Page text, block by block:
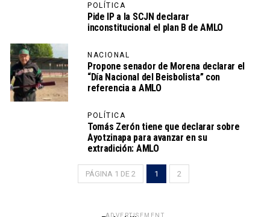
POLÍTICA
Pide IP a la SCJN declarar
inconstitucional el plan B de AMLO
NACIONAL
Propone senador de Morena declarar el
“Día Nacional del Beisbolista” con
referencia a AMLO
POLÍTICA
Tomás Zerón tiene que declarar sobre
Ayotzinapa para avanzar en su
extradición: AMLO
PÁGINA 1 DE 2 1 2
ADVERTISEMENT